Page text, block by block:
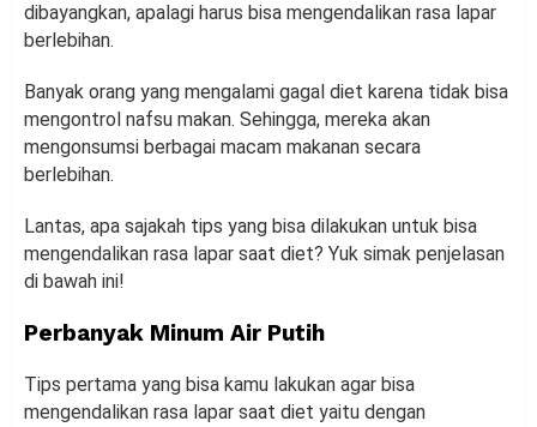
dibayangkan, apalagi harus bisa mengendalikan rasa lapar
berlebihan.
Banyak orang yang mengalami gagal diet karena tidak bisa
mengontrol nafsu makan. Sehingga, mereka akan
mengonsumsi berbagai macam makanan secara
berlebihan.
Lantas, apa sajakah tips yang bisa dilakukan untuk bisa
mengendalikan rasa lapar saat diet? Yuk simak penjelasan
di bawah ini!
Perbanyak Minum Air Putih
Tips pertama yang bisa kamu lakukan agar bisa
mengendalikan rasa lapar saat diet yaitu dengan